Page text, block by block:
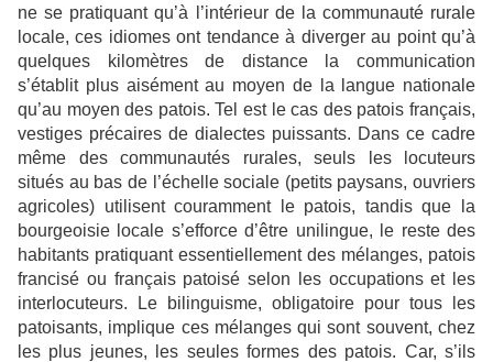
ne se pratiquant qu’à l’intérieur de la communauté rurale
locale, ces idiomes ont tendance à diverger au point qu’à
quelques kilomètres de distance la communication
s’établit plus aisément au moyen de la langue nationale
qu’au moyen des patois. Tel est le cas des patois français,
vestiges précaires de dialectes puissants. Dans ce cadre
même des communautés rurales, seuls les locuteurs
situés au bas de l’échelle sociale (petits paysans, ouvriers
agricoles) utilisent couramment le patois, tandis que la
bourgeoisie locale s’efforce d’être unilingue, le reste des
habitants pratiquant essentiellement des mélanges, patois
francisé ou français patoisé selon les occupations et les
interlocuteurs. Le bilinguisme, obligatoire pour tous les
patoisants, implique ces mélanges qui sont souvent, chez
les plus jeunes, les seules formes des patois. Car, s’ils